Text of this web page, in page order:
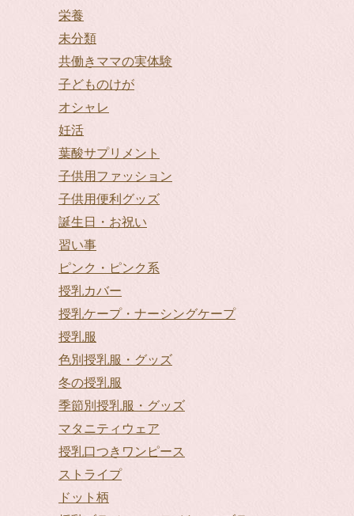
栄養
未分類
共働きママの実体験
子どものけが
オシャレ
妊活
葉酸サプリメント
子供用ファッション
子供用便利グッズ
誕生日・お祝い
習い事
ピンク・ピンク系
授乳カバー
授乳ケープ・ナーシングケープ
授乳服
色別授乳服・グッズ
冬の授乳服
季節別授乳服・グッズ
マタニティウェア
授乳口つきワンピース
ストライプ
ドット柄